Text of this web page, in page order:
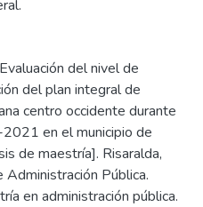
del nivel de
del plan integral de
centro occidente durante
en el municipio de
de maestría]. Risaralda,
Administración Pública.
en administración pública.